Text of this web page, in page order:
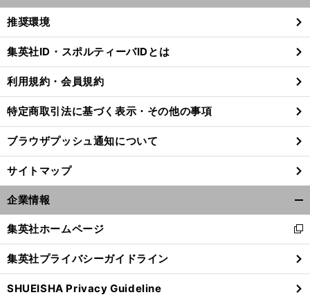
閉
る
推奨環境
集英社ID・スポルティーバIDとは
利用規約・会員規約
特定商取引法に基づく表示・その他の事項
ブラウザプッシュ通知について
サイトマップ
企業情報
閉
る
集英社ホームページ
新
し
い
ウ
ィ
集英社プライバシーガイドライン
SHUEISHA Privacy Guideline